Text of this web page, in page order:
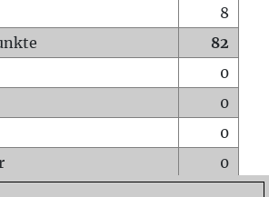
8
82
0
0
0
0